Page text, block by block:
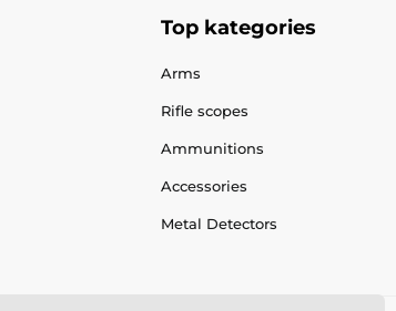
Top kategories
Arms
Rifle scopes
Ammunitions
Accessories
Metal Detectors